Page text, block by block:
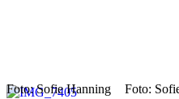
Foto: Sofie Hanning Foto: